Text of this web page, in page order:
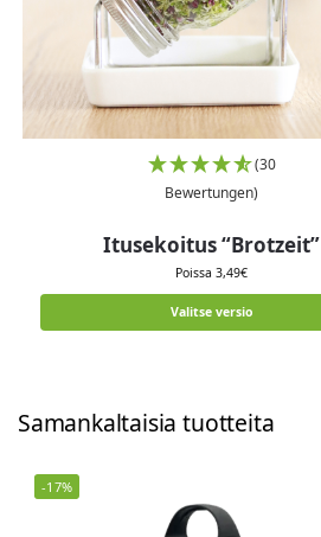
(30
Bewertungen)
Itusekoitus “Brotzeit”
Poissa3,49€
Valitse versio
Samankaltaisia ​​tuotteita
-17%